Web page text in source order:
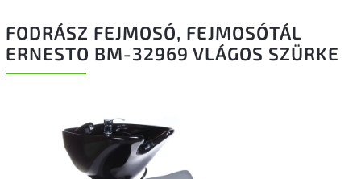
FODRÁSZ FEJMOSÓ, FEJMOSÓTÁL
ERNESTO BM-32969 VLÁGOS SZÜRKE